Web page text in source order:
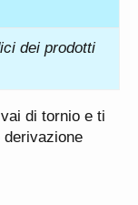
dei prodotti
di tornio e ti